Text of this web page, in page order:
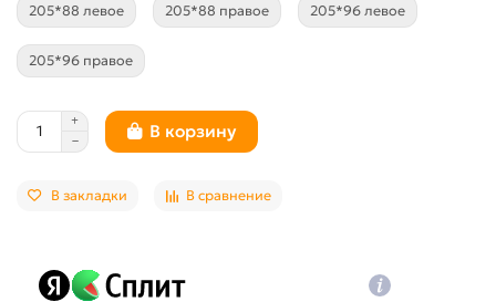
205*88 левое 205*88 правое 205*96 левое
205*96 правое
В корзину
В закладки В сравнение